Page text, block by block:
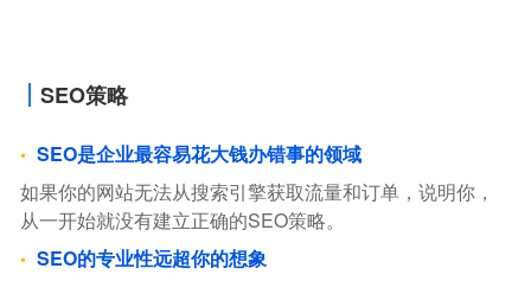
SEO策略
SEO是企业最容易花大钱办错事的领域
如果你的网站无法从搜索引擎获取流量和订单，说明你，
从一开始就没有建立正确的SEO策略。
SEO的专业性远超你的想象